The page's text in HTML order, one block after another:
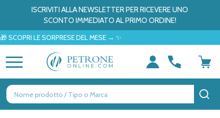
ISCRIVITI ALLA NEWSLETTER PER RICEVERE UNO
SCONTO IMMEDIATO AL PRIMO ORDINE!
SCOPRI LE SORPRESE DEL MESE → ✨
Ricerca